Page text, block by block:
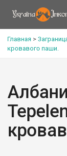
Главная >
кровавого паши.